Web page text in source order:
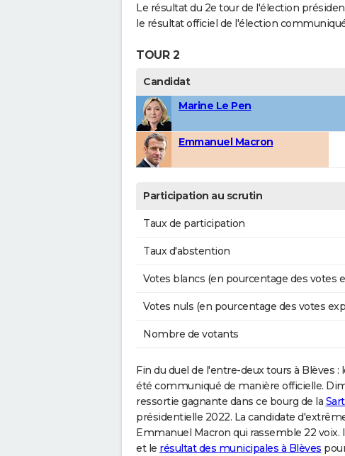
Le résultat du 2e tour de l'élection
le résultat officiel de l'élection
TOUR 2
Candidat
Marine Le Pen
Emmanuel Macron
Participation au scrutin
Taux de participation
Taux d'abstention
Votes blancs (en pourcentage des votes
Votes nuls (en pourcentage des votes
Nombre de votants
Fin du duel de l'entre-deux tours à Blèves
été communiqué de manière officielle.
ressortie gagnante dans ce bourg de la
présidentielle 2022. La candidate
Emmanuel Macron qui rassemble 22
et le résultat des municipales à Blèves